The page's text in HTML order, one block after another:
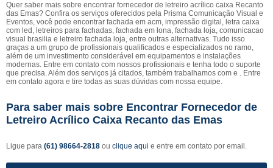
Quer saber mais sobre encontrar fornecedor de letreiro acrílico caixa Recanto
das Emas? Confira os serviços oferecidos pela Prisma Comunicação Visual e
Eventos, você pode encontrar fachada em acm, impressão digital, letra caixa
com led, letreiros para fachadas, fachada em lona, fachada loja, comunicacao
visual brasilia e letreiro fachada loja, entre outras alternativas. Tudo isso
graças a um grupo de profissionais qualificados e especializados no ramo,
além de um investimento considerável em equipamentos e instalações
modernas. Entre em contato com nossos profissionais e tenha todo o suporte
que precisa. Além dos serviços já citados, também trabalhamos com e . Entre
em contato agora e tire todas as suas dúvidas com nossa equipe.
Para saber mais sobre Encontrar Fornecedor de
Letreiro Acrílico Caixa Recanto das Emas
Ligue para (61) 98664-2818 ou clique aqui e entre em contato por email.